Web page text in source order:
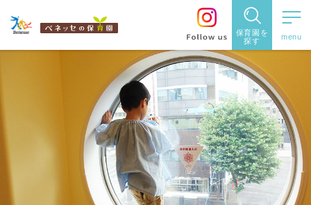
保育園を
探す
保育園を探す
住所・駅
名から探
す